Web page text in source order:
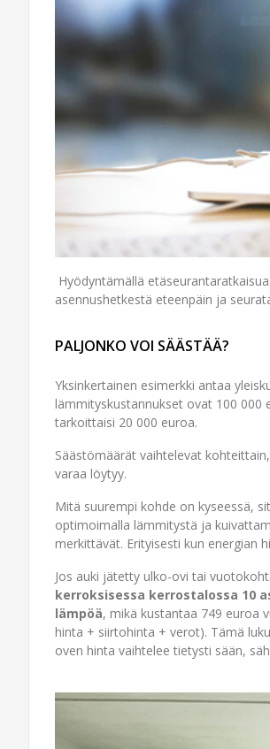
Hyödyntämällä
asennushetkestä eteenpäin ja
PALJONKO VOI SÄÄSTÄÄ?
Yksinkertainen esimerkki antaa
lämmityskustannukset ovat 100
tarkoittaisi 20 000 euroa.
Säästömäärät vaihtelevat
varaa löytyy.
Mitä suurempi kohde on kyseessä,
optimoimalla lämmitystä ja
merkittävät. Erityisesti kun energian
Jos auki jätetty ulko-ovi tai
kerroksisessa kerrostalossa 10
lämpöä, mikä kustantaa 749 euroa
hinta + siirtohinta + verot). Tämä
oven hinta vaihtelee tietysti sään,